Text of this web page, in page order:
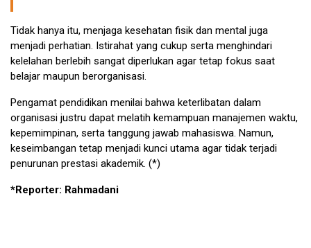
Tidak hanya itu, menjaga kesehatan fisik dan mental juga
menjadi perhatian. Istirahat yang cukup serta menghindari
kelelahan berlebih sangat diperlukan agar tetap fokus saat
belajar maupun berorganisasi.
Pengamat pendidikan menilai bahwa keterlibatan dalam
organisasi justru dapat melatih kemampuan manajemen waktu,
kepemimpinan, serta tanggung jawab mahasiswa. Namun,
keseimbangan tetap menjadi kunci utama agar tidak terjadi
penurunan prestasi akademik. (*)
*Reporter: Rahmadani